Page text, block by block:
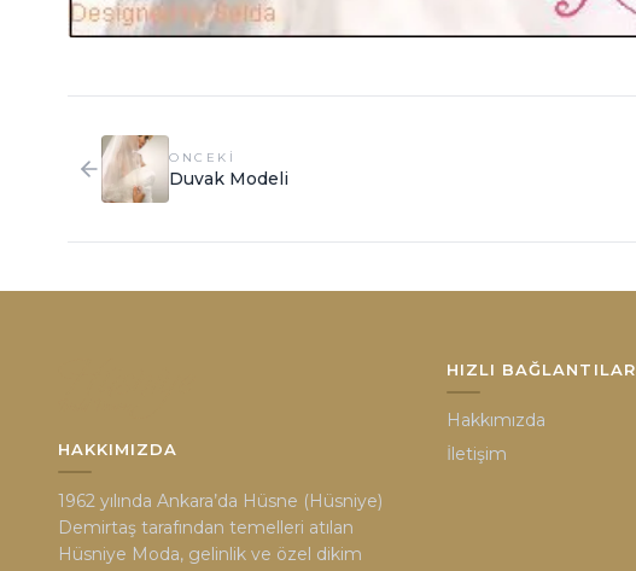
ONCEKI
Duvak Modeli
HAKKIMIZDA
1962 yılında Ankara’da Hüsne (Hüsniye)
Demirtaş tarafından temelleri atılan
Hüsniye Moda, gelinlik ve özel dikim
HIZLI BAĞLANTILAR
Hakkımızda
İletişim